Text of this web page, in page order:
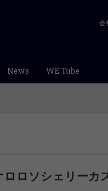
会
News WE Tube
ロソシェリーカ